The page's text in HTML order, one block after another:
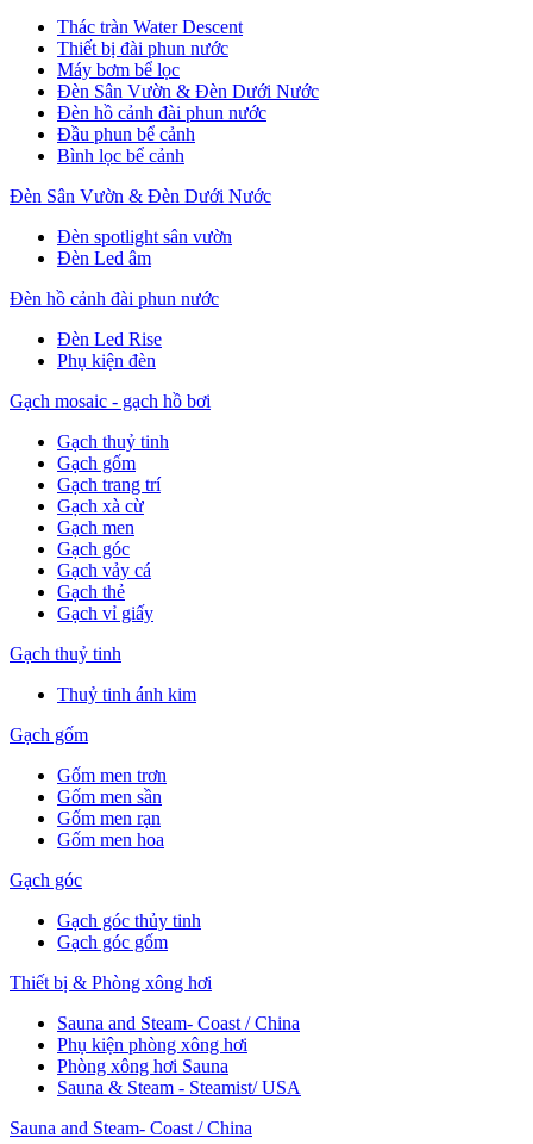
Thác tràn Water Descent
Thiết bị đài phun nước
Máy bơm bể lọc
Đèn Sân Vườn & Đèn Dưới Nước
Đèn hồ cảnh đài phun nước
Đầu phun bể cảnh
Bình lọc bể cảnh
Đèn Sân Vườn & Đèn Dưới Nước
Đèn spotlight sân vườn
Đèn Led âm
Đèn hồ cảnh đài phun nước
Đèn Led Rise
Phụ kiện đèn
Gạch mosaic - gạch hồ bơi
Gạch thuỷ tinh
Gạch gốm
Gạch trang trí
Gạch xà cừ
Gạch men
Gạch góc
Gạch vảy cá
Gạch thẻ
Gạch vỉ giấy
Gạch thuỷ tinh
Thuỷ tinh ánh kim
Gạch gốm
Gốm men trơn
Gốm men sần
Gốm men rạn
Gốm men hoa
Gạch góc
Gạch góc thủy tinh
Gạch góc gốm
Thiết bị & Phòng xông hơi
Sauna and Steam- Coast / China
Phụ kiện phòng xông hơi
Phòng xông hơi Sauna
Sauna & Steam - Steamist/ USA
Sauna and Steam- Coast / China